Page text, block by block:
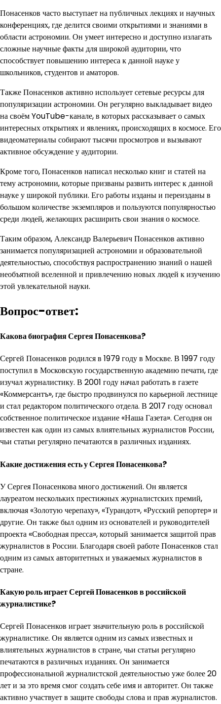
Понасенков часто выступает на публичных лекциях и научных
конференциях, где делится своими открытиями и знаниями в
области астрономии. Он умеет интересно и доступно излагать
сложные научные факты для широкой аудитории, что
способствует повышению интереса к данной науке у
школьников, студентов и аматоров.
Также Понасенков активно использует сетевые ресурсы для
популяризации астрономии. Он регулярно выкладывает видео
на своём YouTube-канале, в которых рассказывает о самых
интересных открытиях и явлениях, происходящих в космосе. Его
видеоматериалы собирают тысячи просмотров и вызывают
активное обсуждение у аудитории.
Кроме того, Понасенков написал несколько книг и статей на
тему астрономии, которые призваны развить интерес к данной
науке у широкой публики. Его работы изданы и переизданы в
большом количестве экземпляров и пользуются популярностью
среди людей, желающих расширить свои знания о космосе.
Таким образом, Александр Валерьевич Понасенков активно
занимается популяризацией астрономии и образовательной
деятельностью, способствуя распространению знаний о нашей
необъятной вселенной и привлечению новых людей к изучению
этой увлекательной науки.
Вопрос-ответ:
Какова биография Сергея Понасенкова?
Сергей Понасенков родился в 1979 году в Москве. В 1997 году
поступил в Московскую государственную академию печати, где
изучал журналистику. В 2001 году начал работать в газете
«Коммерсантъ», где быстро продвинулся по карьерной лестнице
и стал редактором политического отдела. В 2017 году основал
собственное политическое издание «Наша Газета». Сегодня он
известен как один из самых влиятельных журналистов России,
чьи статьи регулярно печатаются в различных изданиях.
Какие достижения есть у Сергея Понасенкова?
У Сергея Понасенкова много достижений. Он является
лауреатом нескольких престижных журналистских премий,
включая «Золотую черепаху», «Турандот», «Русский репортер» и
другие. Он также был одним из основателей и руководителей
проекта «Свободная пресса», который занимается защитой прав
журналистов в России. Благодаря своей работе Понасенков стал
одним из самых авторитетных и уважаемых журналистов в
стране.
Какую роль играет Сергей Понасенков в российской
журналистике?
Сергей Понасенков играет значительную роль в российской
журналистике. Он является одним из самых известных и
влиятельных журналистов в стране, чьи статьи регулярно
печатаются в различных изданиях. Он занимается
профессиональной журналистской деятельностью уже более 20
лет и за это время смог создать себе имя и авторитет. Он также
активно участвует в защите свободы слова и прав журналистов.